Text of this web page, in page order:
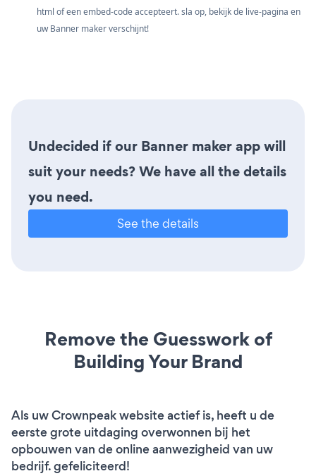
html of een embed-code accepteert. sla op, bekijk de live-pagina en
uw Banner maker verschijnt!
Undecided if our Banner maker app will
suit your needs? We have all the details
you need.
See the details
Remove the Guesswork of
Building Your Brand
Als uw Crownpeak website actief is, heeft u de
eerste grote uitdaging overwonnen bij het
opbouwen van de online aanwezigheid van uw
bedrijf. gefeliciteerd!